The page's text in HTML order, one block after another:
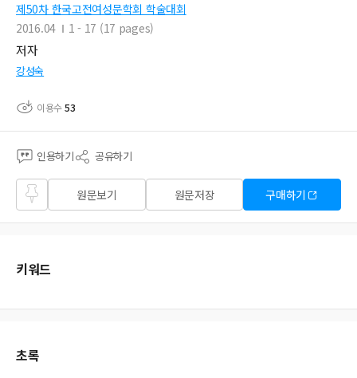
제50차 한국고전여성문학회 학술대회
2016.04
1 - 17 (17 pages)
저자
강성숙
이용수53
인용하기 공유하기
즐겨
찾기
원문보기 원문저장 구매하기
키워드
초록